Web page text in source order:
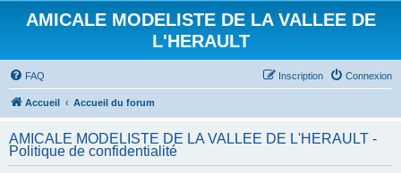
AMICALE MODELISTE DE LA VALLEE DE
L'HERAULT
FAQ Connexion
Inscription
Accueil Accueil du forum
AMICALE MODELISTE DE LA VALLEE DE L'HERAULT -
Politique de confidentialité